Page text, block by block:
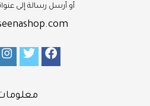
أو أرسل رسالة إلى